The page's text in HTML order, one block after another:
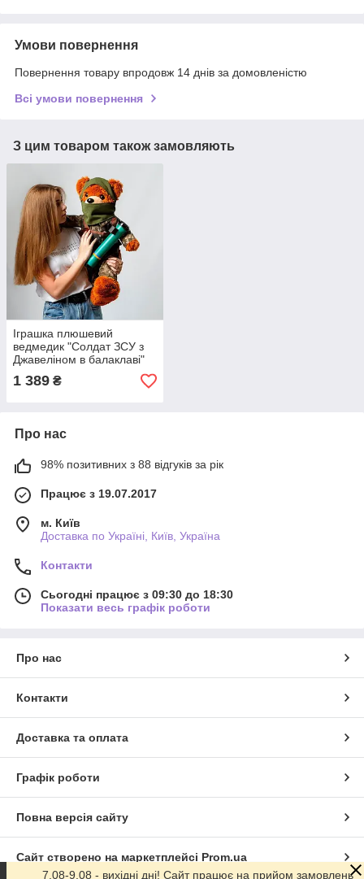
Умови повернення
Повернення товару впродовж 14 днів за домовленістю
Всі умови повернення
З цим товаром також замовляють
Іграшка плюшевий
ведмедик "Солдат ЗСУ з
Джавеліном в балаклаві"
80 см
1 389 ₴
Про нас
98% позитивних з 88 відгуків за рік
Працює з 19.07.2017
м. Київ
Доставка по Україні, Київ, Україна
Контакти
Сьогодні працює з 09:30 до 18:30
Показати весь графік роботи
Про нас
Контакти
Доставка та оплата
Графік роботи
Повна версія сайту
Сайт створено на маркетплейсі Prom.ua
7.08-9.08 - вихідні дні! Сайт працює на прийом замовлень